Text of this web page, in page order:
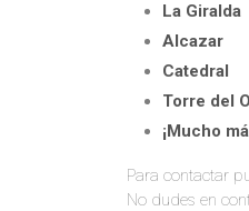
La Giralda
Alcazar
Catedral
Torre del
¡Mucho
Para contactar
No dudes en